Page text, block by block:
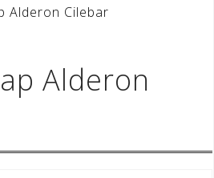
Alderon Cilebar
Alderon